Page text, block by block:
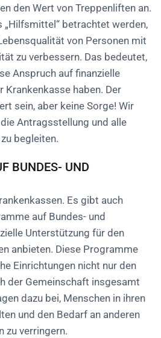
den Wert von Treppenliften an.
„Hilfsmittel“ betrachtet werden,
von Personen mit
zu verbessern. Das bedeutet,
Anspruch auf finanzielle
Krankenkasse haben. Der
sein, aber keine Sorge! Wir
Antragsstellung und alle
begleiten.
BUNDES- UND
Es gibt auch
auf Bundes- und
Unterstützung für den
anbieten. Diese Programme
Einrichtungen nicht nur den
der Gemeinschaft insgesamt
dazu bei, Menschen in ihren
und den Bedarf an anderen
zu verringern.